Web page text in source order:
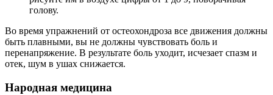
голову.
Во время упражнений от остеохондроза все движения должны
быть плавными, вы не должны чувствовать боль и
перенапряжение. В результате боль уходит, исчезает спазм и
отек, шум в ушах снижается.
Народная медицина